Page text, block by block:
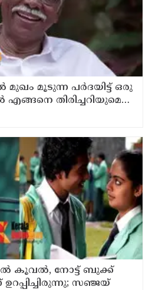
മുഖം മൂടുന്ന പർദയിട്ട് ഒരു
തിരിച്ചറിയുമെന്ന്
കൂവല്‍, നോട്ട് ബുക്ക്
സഞ്ജയ്